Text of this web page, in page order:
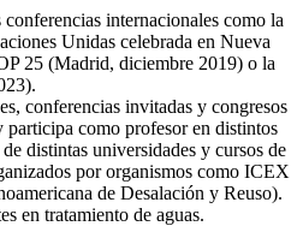
internacionales como la
Unidas celebrada en Nueva
25 (Madrid, diciembre 2019) o la
conferencias invitadas y congresos
participa como profesor en distintos
distintas universidades y cursos de
por organismos como ICEX
de Desalación y Reuso).
en tratamiento de aguas.